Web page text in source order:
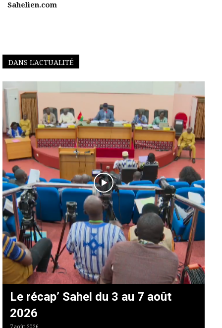
Sahelien.com
DANS L'ACTUALITÉ
Le récap’ Sahel du 3 au 7 août
2026
7 août 2026